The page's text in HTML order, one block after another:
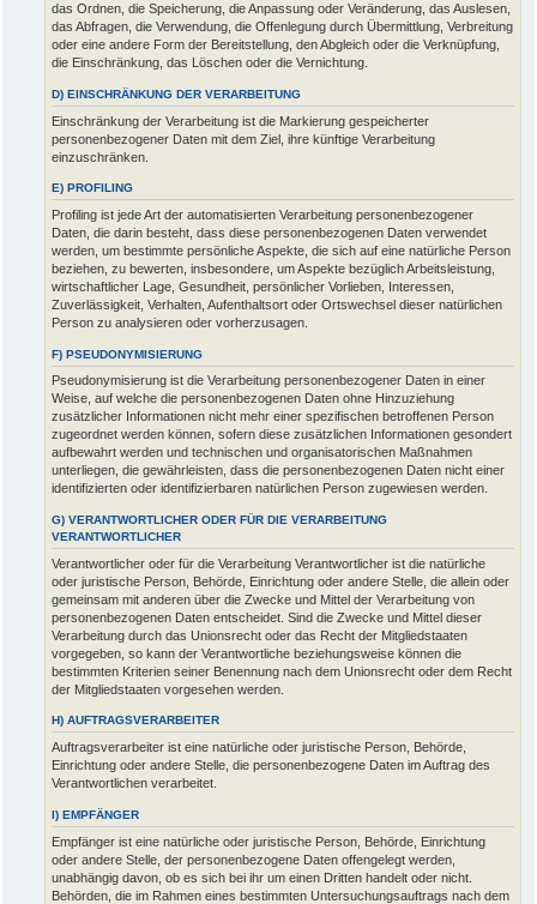
das Ordnen, die Speicherung, die Anpassung oder Veränderung, das Auslesen,
das Abfragen, die Verwendung, die Offenlegung durch Übermittlung, Verbreitung
oder eine andere Form der Bereitstellung, den Abgleich oder die Verknüpfung,
die Einschränkung, das Löschen oder die Vernichtung.
D) EINSCHRÄNKUNG DER VERARBEITUNG
Einschränkung der Verarbeitung ist die Markierung gespeicherter
personenbezogener Daten mit dem Ziel, ihre künftige Verarbeitung
einzuschränken.
E) PROFILING
Profiling ist jede Art der automatisierten Verarbeitung personenbezogener
Daten, die darin besteht, dass diese personenbezogenen Daten verwendet
werden, um bestimmte persönliche Aspekte, die sich auf eine natürliche Person
beziehen, zu bewerten, insbesondere, um Aspekte bezüglich Arbeitsleistung,
wirtschaftlicher Lage, Gesundheit, persönlicher Vorlieben, Interessen,
Zuverlässigkeit, Verhalten, Aufenthaltsort oder Ortswechsel dieser natürlichen
Person zu analysieren oder vorherzusagen.
F) PSEUDONYMISIERUNG
Pseudonymisierung ist die Verarbeitung personenbezogener Daten in einer
Weise, auf welche die personenbezogenen Daten ohne Hinzuziehung
zusätzlicher Informationen nicht mehr einer spezifischen betroffenen Person
zugeordnet werden können, sofern diese zusätzlichen Informationen gesondert
aufbewahrt werden und technischen und organisatorischen Maßnahmen
unterliegen, die gewährleisten, dass die personenbezogenen Daten nicht einer
identifizierten oder identifizierbaren natürlichen Person zugewiesen werden.
G) VERANTWORTLICHER ODER FÜR DIE VERARBEITUNG
VERANTWORTLICHER
Verantwortlicher oder für die Verarbeitung Verantwortlicher ist die natürliche
oder juristische Person, Behörde, Einrichtung oder andere Stelle, die allein oder
gemeinsam mit anderen über die Zwecke und Mittel der Verarbeitung von
personenbezogenen Daten entscheidet. Sind die Zwecke und Mittel dieser
Verarbeitung durch das Unionsrecht oder das Recht der Mitgliedstaaten
vorgegeben, so kann der Verantwortliche beziehungsweise können die
bestimmten Kriterien seiner Benennung nach dem Unionsrecht oder dem Recht
der Mitgliedstaaten vorgesehen werden.
H) AUFTRAGSVERARBEITER
Auftragsverarbeiter ist eine natürliche oder juristische Person, Behörde,
Einrichtung oder andere Stelle, die personenbezogene Daten im Auftrag des
Verantwortlichen verarbeitet.
I) EMPFÄNGER
Empfänger ist eine natürliche oder juristische Person, Behörde, Einrichtung
oder andere Stelle, der personenbezogene Daten offengelegt werden,
unabhängig davon, ob es sich bei ihr um einen Dritten handelt oder nicht.
Behörden, die im Rahmen eines bestimmten Untersuchungsauftrags nach dem